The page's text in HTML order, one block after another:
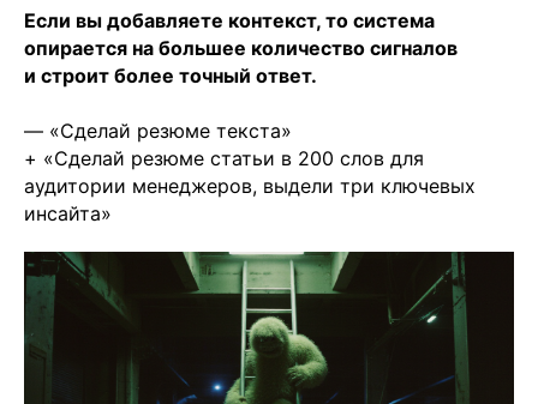
Если вы добавляете контекст, то система
опирается на большее количество сигналов
и строит более точный ответ.
— «Сделай резюме текста»
+ «Сделай резюме статьи в 200 слов для
аудитории менеджеров, выдели три ключевых
инсайта»